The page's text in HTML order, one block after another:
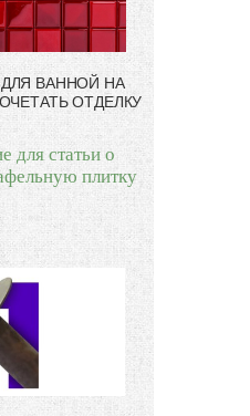
ВАННОЙ НА
ОТДЕЛКУ
для статьи о
плитку